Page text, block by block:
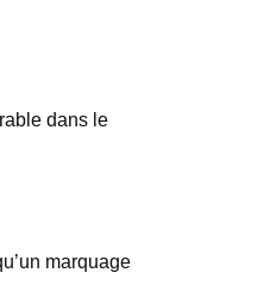
dans le
marquage